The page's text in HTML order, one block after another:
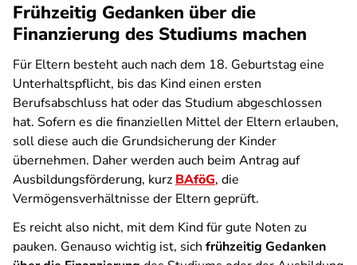
Frühzeitig Gedanken über die
Finanzierung des Studiums machen
Für Eltern besteht auch nach dem 18. Geburtstag eine
Unterhaltspflicht, bis das Kind einen ersten
Berufsabschluss hat oder das Studium abgeschlossen
hat. Sofern es die finanziellen Mittel der Eltern erlauben,
soll diese auch die Grundsicherung der Kinder
übernehmen. Daher werden auch beim Antrag auf
Ausbildungsförderung, kurz BAföG, die
Vermögensverhältnisse der Eltern geprüft.
Es reicht also nicht, mit dem Kind für gute Noten zu
pauken. Genauso wichtig ist, sich frühzeitig Gedanken